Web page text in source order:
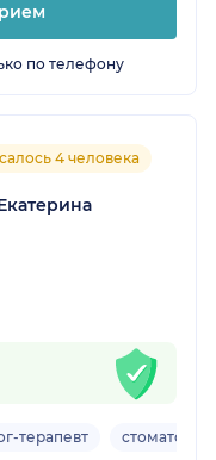
по телефону
4 человека
терапевт